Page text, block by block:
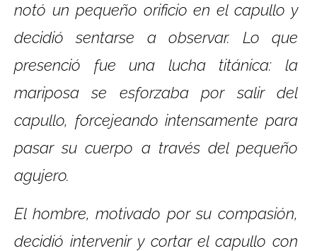
notó un pequeño orificio en el capullo y
decidió sentarse a observar. Lo que
presenció fue una lucha titánica: la
mariposa se esforzaba por salir del
capullo, forcejeando intensamente para
pasar su cuerpo a través del pequeño
agujero.
El hombre, motivado por su compasión,
decidió intervenir y cortar el capullo con